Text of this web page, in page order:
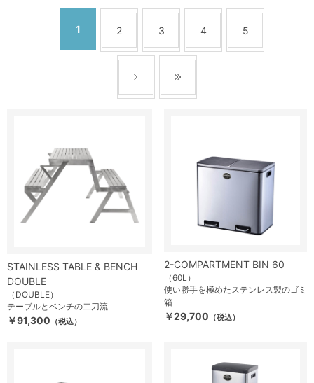
1 2 3 4 5
STAINLESS TABLE & BENCH
DOUBLE
（DOUBLE）
テーブルとベンチの二刀流
￥91,300 （税込）
2-COMPARTMENT BIN 60
（60L）
使い勝手を極めたステンレス製のゴミ
箱
￥29,700 （税込）